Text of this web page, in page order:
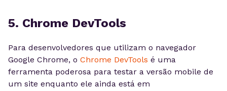
5. Chrome DevTools
Para desenvolvedores que utilizam o navegador
Google Chrome, o Chrome DevTools é uma
ferramenta poderosa para testar a versão mobile de
um site enquanto ele ainda está em